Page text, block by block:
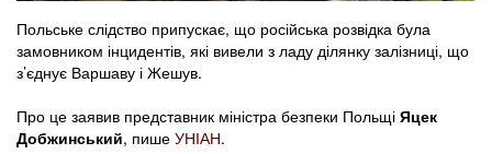
Польське слідство припускає, що російська розвідка була
замовником інцидентів, які вивели з ладу ділянку залізниці, що
з’єднує Варшаву і Жешув.
Про це заявив представник міністра безпеки Польщі Яцек
Добжинський, пише УНІАН.